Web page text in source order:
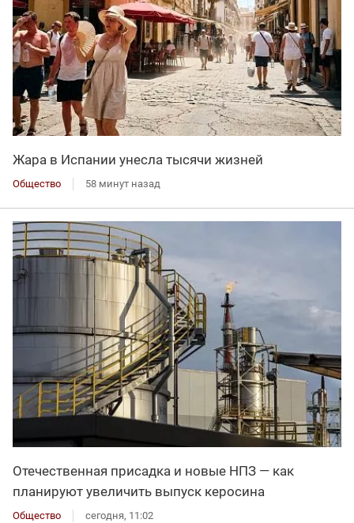
Жара в Испании унесла тысячи жизней
Общество 58 минут назад
Отечественная присадка и новые НПЗ — как
планируют увеличить выпуск керосина
Общество сегодня, 11:02